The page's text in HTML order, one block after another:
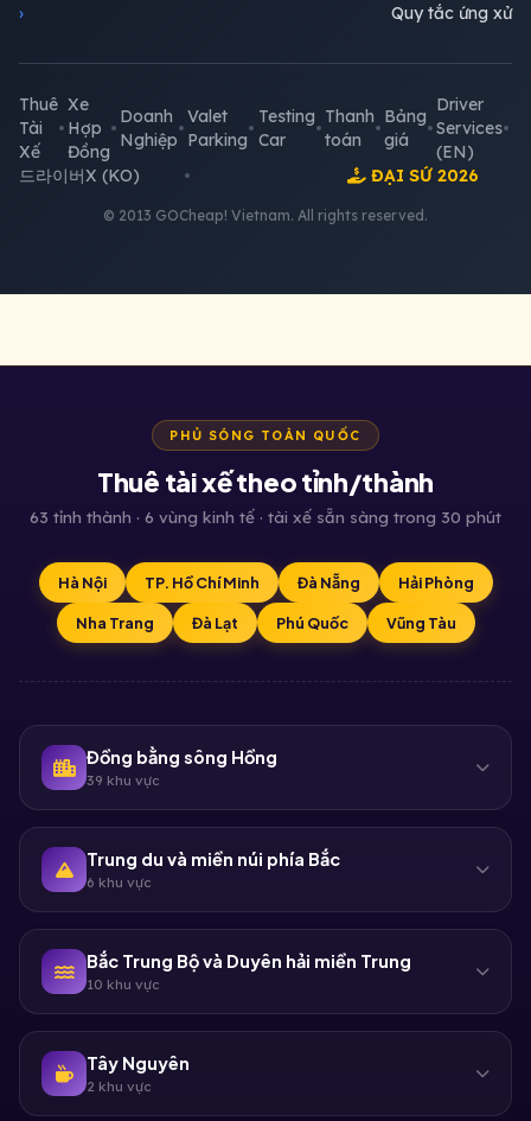
›
Quy tắc ứng xử
Thuê
Tài
Xế
•
Xe
Hợp
Đồng
•
Doanh
Nghiệp
•
Valet
Parking
•
Testing
Car
•
Thanh
toán
•
Bảng
giá
•
Driver
Services
(EN)
•
드라이버X (KO) • ĐẠI SỨ 2026
© 2013 GOCheap! Vietnam. All rights reserved.
PHỦ SÓNG TOÀN QUỐC
Thuê tài xế theo tỉnh/thành
63 tỉnh thành · 6 vùng kinh tế · tài xế sẵn sàng trong 30 phút
Hà Nội TP. Hồ Chí Minh Đà Nẵng Hải Phòng
Nha Trang Đà Lạt Phú Quốc Vũng Tàu
Đồng bằng sông Hồng
39 khu vực
Trung du và miền núi phía Bắc
6 khu vực
Bắc Trung Bộ và Duyên hải miền Trung
10 khu vực
Tây Nguyên
2 khu vực